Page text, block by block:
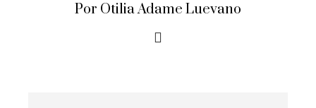
Por Otilia Adame Luevano